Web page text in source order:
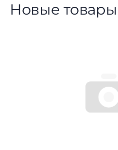
Новые товары